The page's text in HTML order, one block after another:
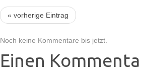
« vorherige Eintrag
Noch keine Kommentare bis jetzt.
Einen